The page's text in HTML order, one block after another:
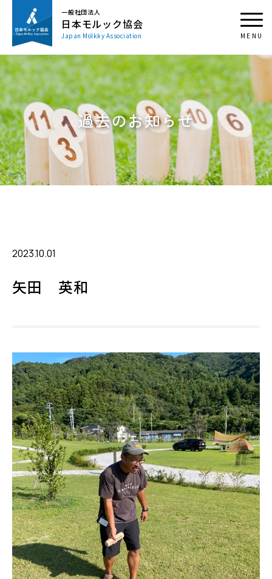
一般社団法人
日本モルック協会
Japan Mölkky Association
過去のお知らせ
2023.10.01
矢田 英和